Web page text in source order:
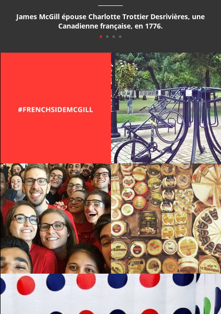
James McGill épouse Charlotte Trottier Desrivières, une
Canadienne française, en 1776.